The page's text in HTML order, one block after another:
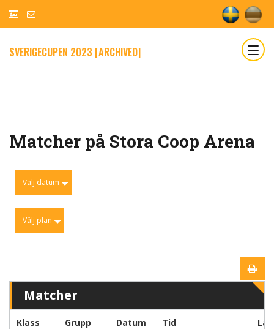
SVERIGECUPEN 2023 [ARCHIVED]
Matcher på Stora Coop Arena
Välj datum
Välj plan
Matcher
Klass Grupp Datum Tid Lag